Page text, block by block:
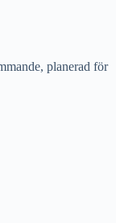
planerad för